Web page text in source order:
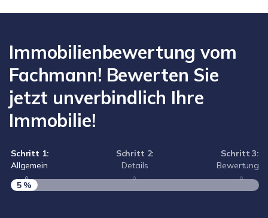
Immobilienbewertung vom
Fachmann! Bewerten Sie
jetzt unverbindlich Ihre
Immobilie!
Schritt 1:
Allgemein
Schritt 2:
Details
Schritt 3:
Bewertung
5 %